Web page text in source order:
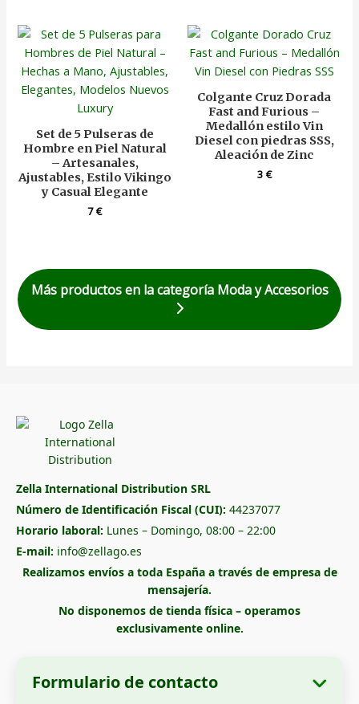
Set de 5 Pulseras de
Hombre en Piel Natural
– Artesanales,
Ajustables, Estilo Vikingo
y Casual Elegante
7€
Colgante Cruz Dorada
Fast and Furious –
Medallón estilo Vin
Diesel con piedras SSS,
Aleación de Zinc
3€
Más productos en la categoría Moda y Accesorios
Zella International Distribution SRL
Número de Identificación Fiscal (CUI): 44237077
Horario laboral: Lunes – Domingo, 08:00 – 22:00
E-mail: info@zellago.es
Realizamos envíos a toda España a través de empresa de
mensajería.
No disponemos de tienda física – operamos
exclusivamente online.
Formulario de contacto